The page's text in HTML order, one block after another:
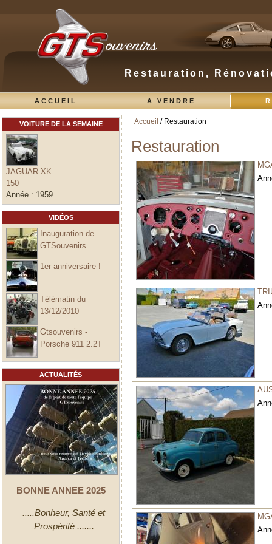
Restauration,
ACCUEIL A VENDRE
VOITURE DE LA SEMAINE
JAGUAR XK
150
Année : 1959
VIDÉOS
Inauguration de
GTSouvenirs
1er anniversaire !
Télématin du
13/12/2010
Gtsouvenirs -
Porsche 911 2.2T
ACTUALITÉS
BONNE ANNEE 2025
.....Bonheur, Santé et
Prospérité .......
Vous êtes ici
Accueil / Restauration
Restauration